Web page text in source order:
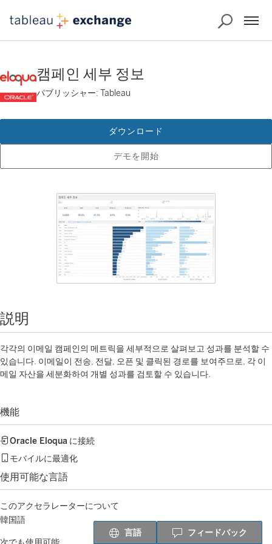
캠페인 세부 정보
パブリッシャー: Tableau
デモを開始
ダウンロード
説明
각각의 이메일 캠페인의 메트릭을 세부적으로 살펴보고 성과를 분석할 수
있습니다. 이메일이 전송, 전달, 오픈 및 클릭된 경로를 보여주므로, 각 이
메일 자산을 세분화하여 개별 성과를 검토할 수 있습니다.
機能
Oracle Eloqua に接続
モバイルに最適化
使用可能な言語
このアクセラレーターについて
韓国語
言語 フィードバック